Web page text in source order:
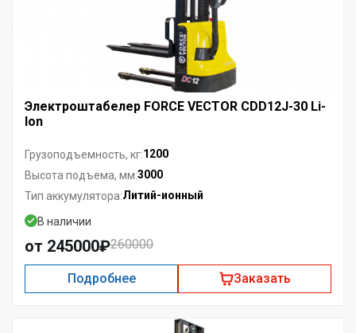
Электроштабелер FORCE VECTOR CDD12J-30 Li-
Ion
Грузоподъемность, кг:1200
Высота подъема, мм:3000
Тип аккумулятора:Литий-ионный
В наличии
от 245000₽260000
Подробнее Заказать